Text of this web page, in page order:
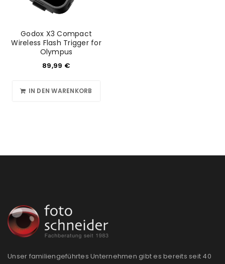
Godox X3 Compact
Wireless Flash Trigger for
Olympus
89,99 €
IN DEN WARENKORB
Unser familiengeführtes Unternehmen gibt es bereits seit 40